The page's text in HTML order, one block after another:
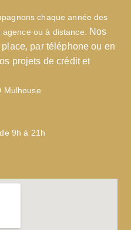
chaque année des
ou à distance. Nos
par téléphone ou en
projets de crédit et
Mulhouse
9h à 21h